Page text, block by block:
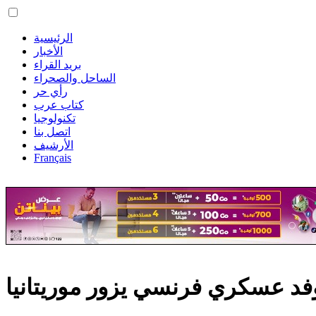
الرئيسية
الأخبار
بريد القراء
الساحل والصحراء
رأي حر
كتاب عرب
تكنولوجيا
اتصل بنا
الأرشيف
Français
عسكري فرنسي يزور موريتانيا